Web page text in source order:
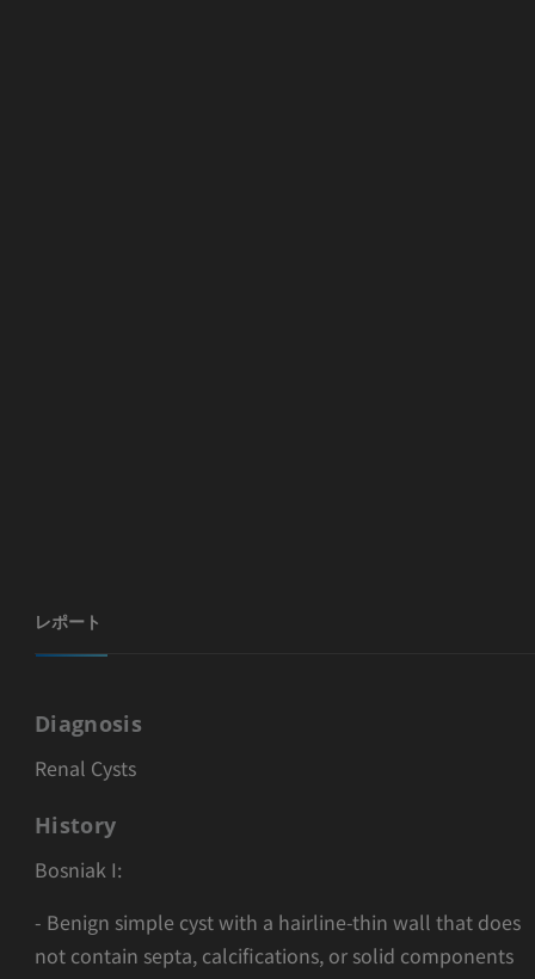
レポート
Diagnosis
Renal Cysts
History
Bosniak I:
- Benign simple cyst with a hairline-thin wall that does
not contain septa, calciﬁcations, or solid components